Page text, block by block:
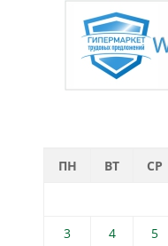
ПН ВТ СР
3
4 5